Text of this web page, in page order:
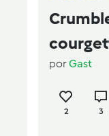
porGast
2 3